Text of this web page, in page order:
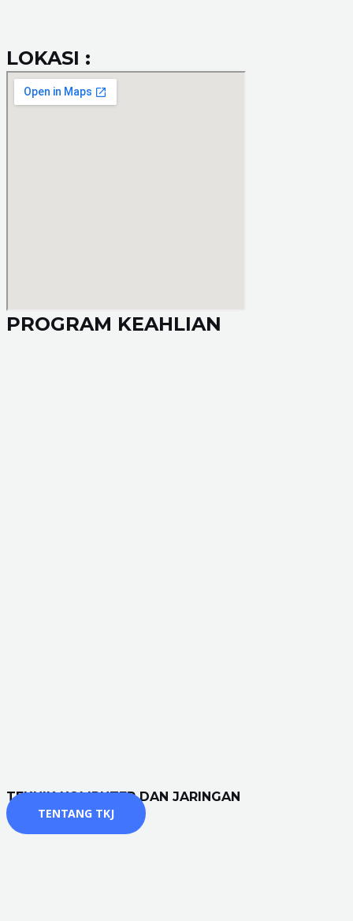
LOKASI :
PROGRAM KEAHLIAN
TEKNIK KOMPUTER DAN JARINGAN
TENTANG TKJ